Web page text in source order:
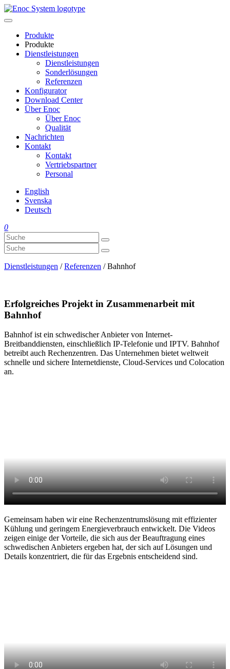
Skip
to
Produkte
Produkte
Dienstleistungen
Dienstleistungen
Sonderlösungen
Referenzen
Konfigurator
Download Center
Über Enoc
Über Enoc
Qualität
Nachrichten
Kontakt
Kontakt
Vertriebspartner
Personal
English
Svenska
Deutsch
0
Dienstleistungen /Referenzen /Bahnhof
Erfolgreiches Projekt in Zusammenarbeit mit
Bahnhof
Bahnhof ist ein schwedischer Anbieter von Internet-
Breitbanddiensten, einschließlich IP-Telefonie und IPTV. Bahnhof
betreibt auch Rechenzentren. Das Unternehmen bietet weltweit
schnelle und sichere Internetdienste, Cloud-Services und Colocation
an.
Gemeinsam haben wir eine Rechenzentrumslösung mit effizienter
Kühlung und geringem Energieverbrauch entwickelt. Die Videos
zeigen einige der Vorteile, die sich aus der Beauftragung eines
schwedischen Anbieters ergeben hat, der sich auf Lösungen und
Details konzentriert, die für das Ergebnis entscheidend sind.